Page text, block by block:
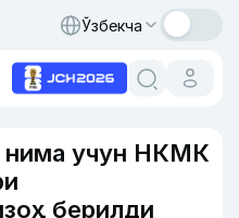
Ўзбекча
нима учун НКМК
берилди